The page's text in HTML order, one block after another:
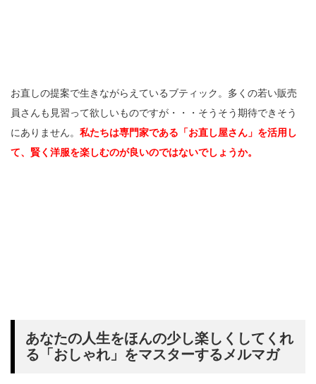
お直しの提案で生きながらえているブティック。多くの若い販売
員さんも見習って欲しいものですが・・・そうそう期待できそう
にありません。 私たちは専門家である「お直し屋さん」を活用し
て、賢く洋服を楽しむのが良いのではないでしょうか。
あなたの人生をほんの少し楽しくしてくれ
る「おしゃれ」をマスターするメルマガ